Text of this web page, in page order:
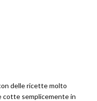
delle ricette molto
cotte semplicemente in